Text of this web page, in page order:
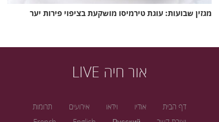
מגזין שבועות: עוגת טירמיסו מושקעת בציפוי פירות יער
אור חיה LIVE
דף הבית אודיו וידאו אירועים
תרומות